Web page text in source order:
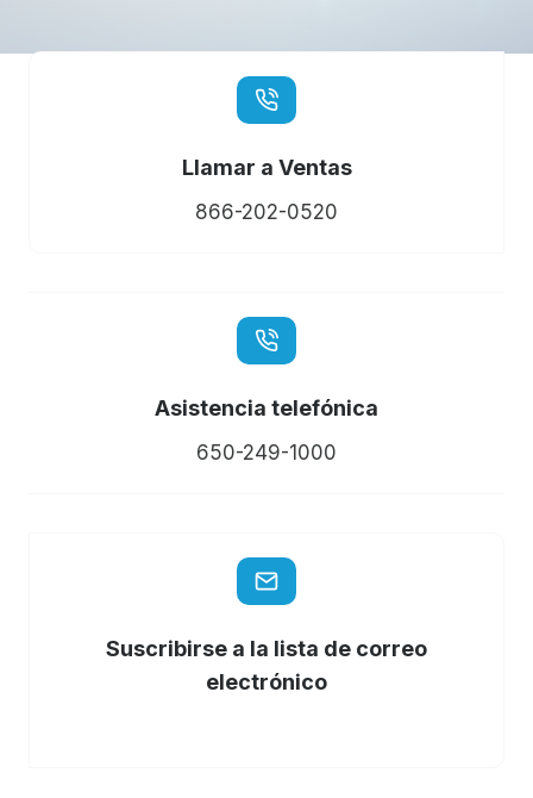
Llamar a Ventas
866-202-0520
Asistencia telefónica
650-249-1000
Suscribirse a la lista de correo
electrónico